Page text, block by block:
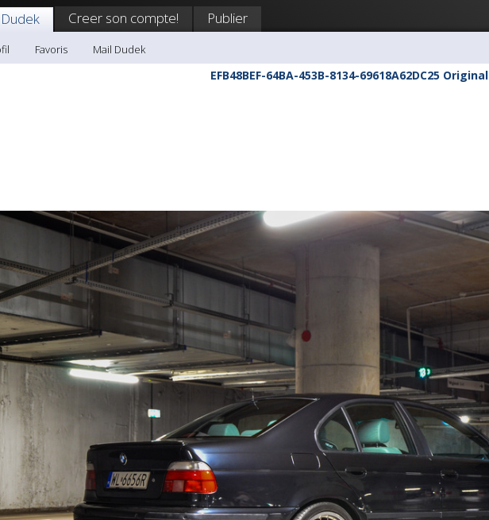
Dudek Creer son compte! Publier
Favoris
Mail Dudek
EFB48BEF-64BA-453B-8134-69618A62DC25 Original